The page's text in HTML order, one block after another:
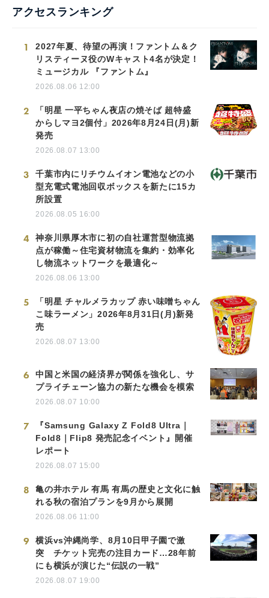
アクセスランキング
1
2027年夏、待望の再演！ファントム＆ク
リスティーヌ役のWキャスト4名が決定！
ミュージカル 『ファントム』
2026.08.06 12:00
2
「明星 一平ちゃん夜店の焼そば 超特盛
からしマヨ2個付」2026年8月24日(月)新
発売
2026.08.07 13:00
3
千葉市内にリチウムイオン電池などの小
型充電式電池回収ボックスを新たに15カ
所設置
2026.08.05 16:00
4
神奈川県厚木市に初の自社運営型物流拠
点が稼働～住宅資材物流を集約・効率化
し物流ネットワークを最適化～
2026.08.06 13:00
5
「明星 チャルメラカップ 赤い味噌ちゃん
こ味ラーメン」2026年8月31日(月)新発
売
2026.08.07 13:00
6
中国と米国の経済界が関係を強化し、サ
プライチェーン協力の新たな機会を模索
2026.08.07 10:00
7
『Samsung Galaxy Z Fold8 Ultra｜
Fold8｜Flip8 発売記念イベント』開催
レポート
2026.08.07 15:00
8
亀の井ホテル 有馬 有馬の歴史と文化に触
れる秋の宿泊プランを9月から展開
2026.08.06 11:00
9
横浜vs沖縄尚学、8月10日甲子園で激
突 チケット完売の注目カード…28年前
にも横浜が演じた“伝説の一戦”
2026.08.07 19:00